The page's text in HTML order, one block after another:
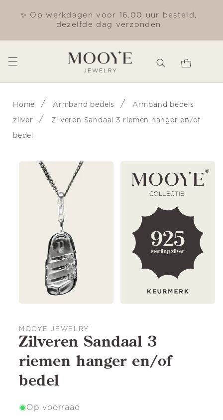
naar de
✨ Op werkdagen voor 16.00 uur besteld,
dezelfde dag verzonden
Winkelwagen
Home /Armband bedels / Armband bedels
zilver / Zilveren Sandaal 3 riemen hanger en/of
bedel
Ga direct naar
productinformatie
MOOYE JEWELRY
Zilveren Sandaal 3
riemen hanger en/of
bedel
Op voorraad